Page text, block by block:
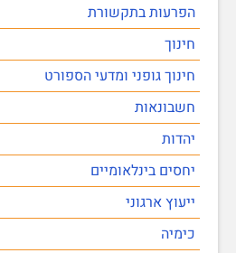
הפרעות בתקשורת
חינוך
חינוך גופני ומדעי הספורט
חשבונאות
יהדות
יחסים בינלאומיים
ייעוץ ארגוני
כימיה